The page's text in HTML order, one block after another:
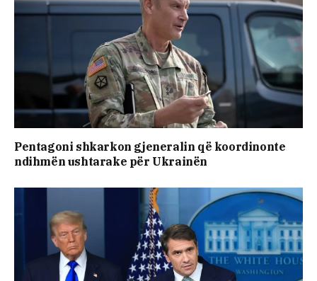
Pentagoni shkarkon gjeneralin që koordinonte
ndihmën ushtarake për Ukrainën